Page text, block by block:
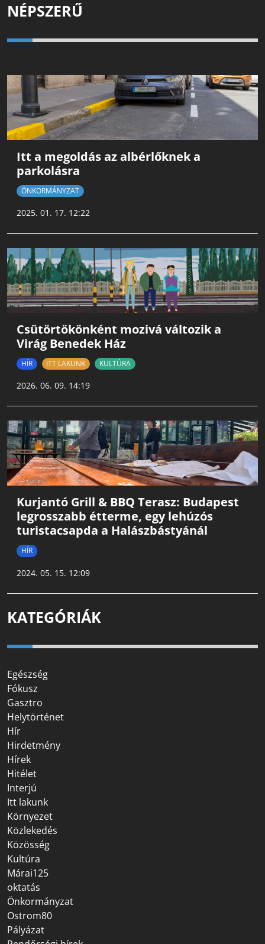
NÉPSZERŰ
Itt a megoldás az albérlőknek a
parkolásra
ÖNKORMÁNYZAT
2025. 01. 17. 12:22
Csütörtökönként mozivá változik a
Virág Benedek Ház
HÍR ITT LAKUNK KULTÚRA
2026. 06. 09. 14:19
Kurjantó Grill & BBQ Terasz: Budapest
legrosszabb étterme, egy lehúzós
turistacsapda a Halászbástyánál
HÍR
2024. 05. 15. 12:09
KATEGÓRIÁK
Egészség
Fókusz
Gasztro
Helytörténet
Hír
Hirdetmény
Hírek
Hitélet
Interjú
Itt lakunk
Környezet
Közlekedés
Közösség
Kultúra
Márai125
oktatás
Önkormányzat
Ostrom80
Pályázat